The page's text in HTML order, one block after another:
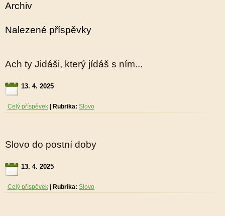
Archiv
Nalezené příspěvky
Ach ty Jidáši, který jídáš s ním...
13. 4. 2025
Celý příspěvek Rubrika: Slovo
Slovo do postní doby
13. 4. 2025
Celý příspěvek Rubrika: Slovo